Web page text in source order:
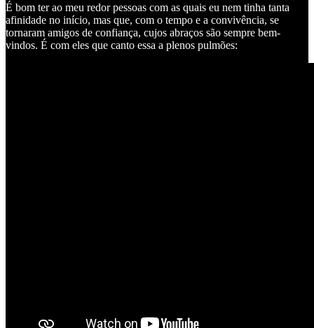
É bom ter ao meu redor pessoas com as quais eu nem tinha tanta
afinidade no início, mas que, com o tempo e a convivência, se
tornaram amigos de confiança, cujos abraços são sempre bem-
vindos. É com eles que canto essa a plenos pulmões: